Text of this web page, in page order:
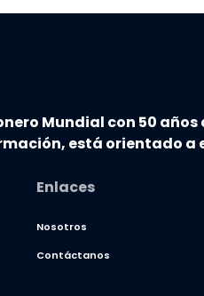
Mundial con 50
está orientado
Enlaces
Nosotros
Contáctanos